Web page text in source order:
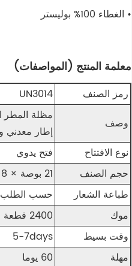
• الغطاء 100% بوليستر
معلمة المنتج (المواصفات)
رمز الصنف
UN3014
وصف
مظلة المطر
إطار معدني
نوع الافتتاح
فتح يدوي
حجم الصنف
21 بوصة × 8 ك
طباعة الشعار
حسب الطلب
موك
2400 قطعة
وقت بسيط
5-7days
مهلة
60 يوما